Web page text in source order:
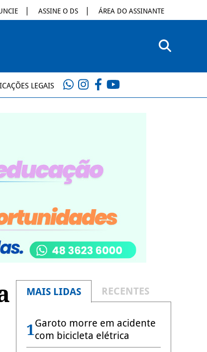
ASSINE O DS ÁREA DO ASSINANTE
LEGAIS
MAIS LIDAS RECENTES
1Garoto morre em acidente
com bicicleta elétrica